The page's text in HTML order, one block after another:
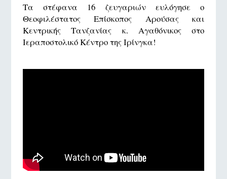
Τα στέφανα 16 ζευγαριών ευλόγησε ο
Θεοφιλέστατος Επίσκοπος Αρούσας και
Κεντρικής Τανζανίας κ. Αγαθόνικος στο
Ιεραποστολικό Κέντρο της Ιρίνγκα!